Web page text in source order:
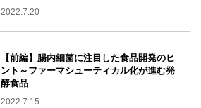
2022.7.20
【前編】腸内細菌に注目した食品開発のヒ
ント～ファーマシューティカル化が進む発
酵食品
2022.7.15